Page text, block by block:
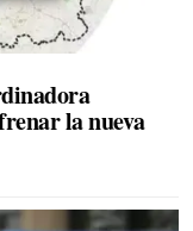
la nueva